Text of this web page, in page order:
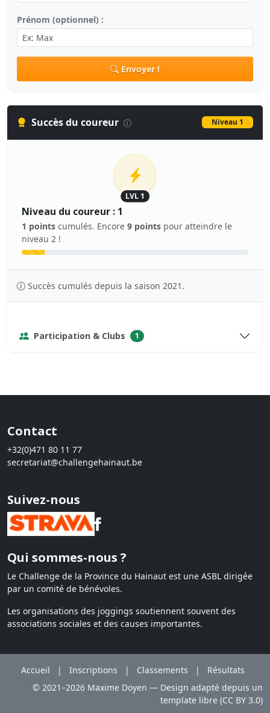
Prénom (optionnel) :
Envoyer !
Succès du coureur Niveau 1
LVL 1
Niveau du coureur : 1
1 points cumulés. Encore 9 points pour atteindre le
niveau 2 !
Succès cumulés depuis la saison 2021.
Participation & Clubs 1
Contact
+32(0)471 80 11 77
secretariat@challengehainaut.be
Suivez-nous
Qui sommes-nous ?
Le Challenge de la Province du Hainaut est une ASBL dirigée
par un comité de bénévoles.
Les organisations des joggings soutiennent souvent des
associations sociales et des causes importantes.
Accueil | Inscriptions | Classements |
Résultats
© 2021–2026 Maxime Doyen — Design adapté depuis un
template libre (CC BY 3.0)